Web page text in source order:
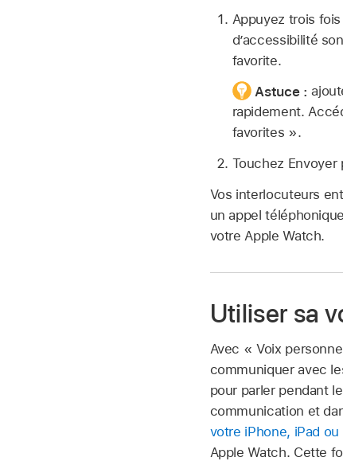
Appuyez trois
d’accessibilité
favorite.
Astuce :
rapidement.
favorites ».
Touchez
Vos interlocuteurs
un appel
votre Apple Watch.
Utiliser sa
Avec « Voix
communiquer avec
pour parler pendant
communication et
votre iPhone, iPad ou
Apple Watch. Cette